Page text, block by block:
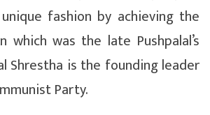
fashion by achieving the
which was the late Pushpalal’s
Shrestha is the founding leader
Party.